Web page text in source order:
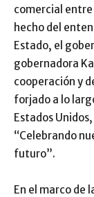
comercial
hecho del
Estado, el
gobernadora
cooperación y
forjado a lo
Estados
“Celebrando
futuro”.
En el marco de